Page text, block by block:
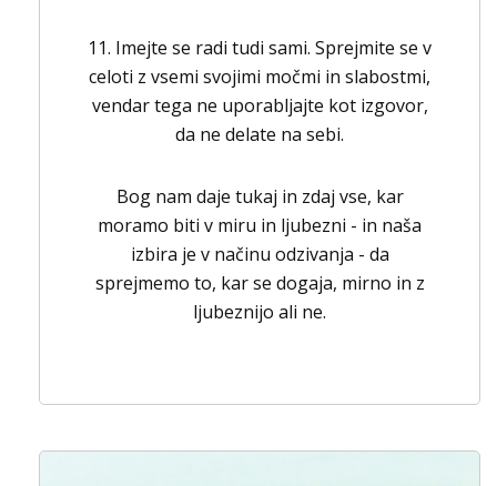
11. Imejte se radi tudi sami. Sprejmite se v
celoti z vsemi svojimi močmi in slabostmi,
vendar tega ne uporabljajte kot izgovor,
da ne delate na sebi.
Bog nam daje tukaj in zdaj vse, kar
moramo biti v miru in ljubezni - in naša
izbira je v načinu odzivanja - da
sprejmemo to, kar se dogaja, mirno in z
ljubeznijo ali ne.